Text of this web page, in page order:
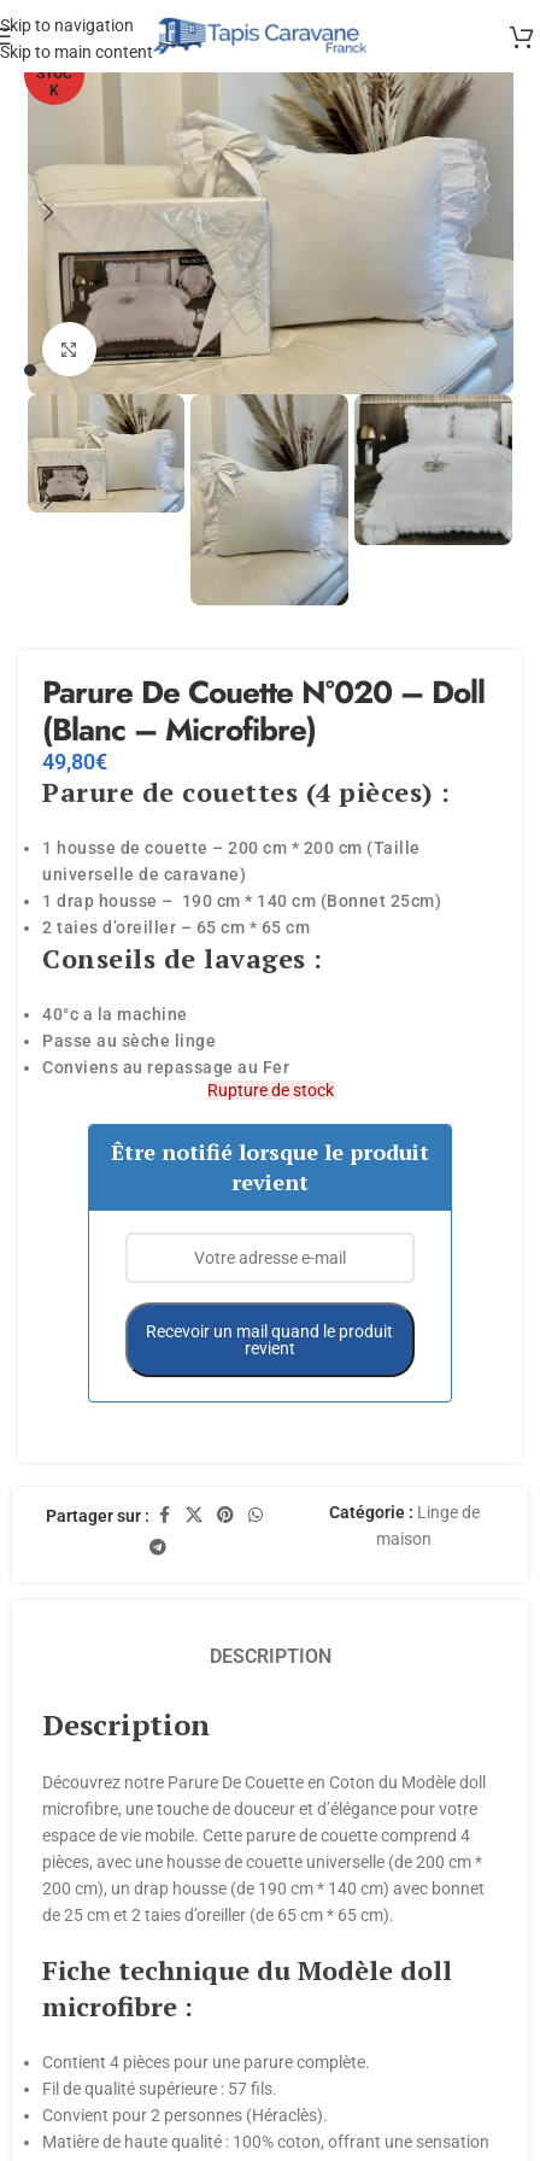
Skip to navigation
Skip to main content
HORS
STOC
K
Agrandir
Parure De Couette N°020 – Doll
(Blanc – Microfibre)
49,80€
Parure de couettes (4 pièces) :
1 housse de couette – 200 cm * 200 cm (Taille
universelle de caravane)
1 drap housse – 190 cm * 140 cm (Bonnet 25cm)
2 taies d’oreiller – 65 cm * 65 cm
Conseils de lavages :
40°c a la machine
Passe au sèche linge
Conviens au repassage au Fer
Rupture de stock
Être notifié lorsque le produit
revient
Recevoir un mail quand le produit
revient
Partager sur : Catégorie : Linge de
maison
DESCRIPTION
Description
Découvrez notre Parure De Couette en Coton du Modèle doll
microfibre, une touche de douceur et d’élégance pour votre
espace de vie mobile. Cette parure de couette comprend 4
pièces, avec une housse de couette universelle (de 200 cm *
200 cm), un drap housse (de 190 cm * 140 cm) avec bonnet
de 25 cm et 2 taies d’oreiller (de 65 cm * 65 cm).
Fiche technique du Modèle doll
microfibre :
Contient 4 pièces pour une parure complète.
Fil de qualité supérieure : 57 fils.
Convient pour 2 personnes (Héraclès).
Matière de haute qualité : 100% coton, offrant une sensation